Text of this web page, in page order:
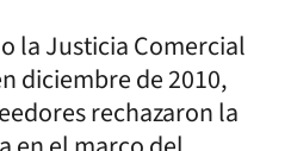
la Justicia Comercial
diciembre de 2010,
rechazaron la